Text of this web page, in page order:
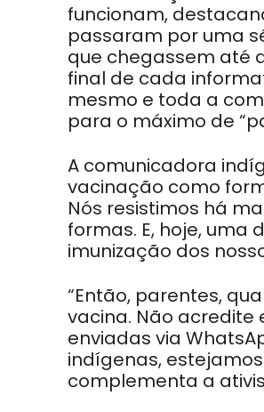
funcionam,
passaram por uma
que chegassem até
final de cada
mesmo e toda a
para o máximo de
A comunicadora
vacinação como
Nós resistimos há
formas. E, hoje, uma
imunização dos
“Então, parentes,
vacina. Não acredite
enviadas via
indígenas,
complementa a